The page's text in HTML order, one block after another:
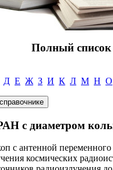
Полный список
Д Е Ж З И К Л М Н О
с диаметром
с антенной
космических